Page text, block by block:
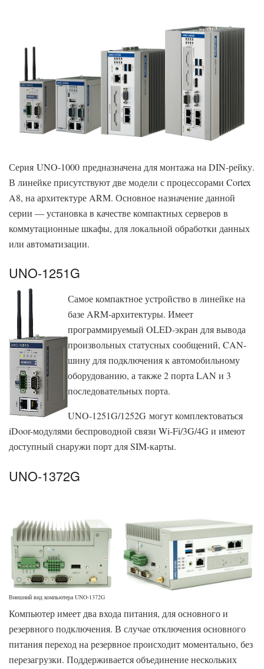
Серия UNO-1000 предназначена для монтажа на DIN-рейку.
В линейке присутствуют две модели с процессорами Cortex
A8, на архитектуре ARM. Основное назначение данной
серии — установка в качестве компактных серверов в
коммутационные шкафы, для локальной обработки данных
или автоматизации.
UNO-1251G
Самое компактное устройство в линейке на
базе ARM-архитектуры. Имеет
программируемый OLED-экран для вывода
произвольных статусных сообщений, CAN-
шину для подключения к автомобильному
оборудованию, а также 2 порта LAN и 3
последовательных порта.
UNO-1251G/1252G могут комплектоваться
iDoor-модулями беспроводной связи Wi-Fi/3G/4G и имеют
доступный снаружи порт для SIM-карты.
UNO-1372G
Внешний вид компьютера UNO-1372G
Компьютер имеет два входа питания, для основного и
резервного подключения. В случае отключения основного
питания переход на резервное происходит моментально, без
перезагрузки. Поддерживается объединение нескольких